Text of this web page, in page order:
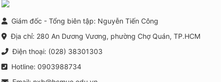
Giám đốc - Tổng biên tập: Nguyễn Tiến Công
Địa chỉ: 280 An Dương Vương, phường Chợ Quán, TP.HCM
Điện thoại: (028) 38301303
Hotline: 0903988734